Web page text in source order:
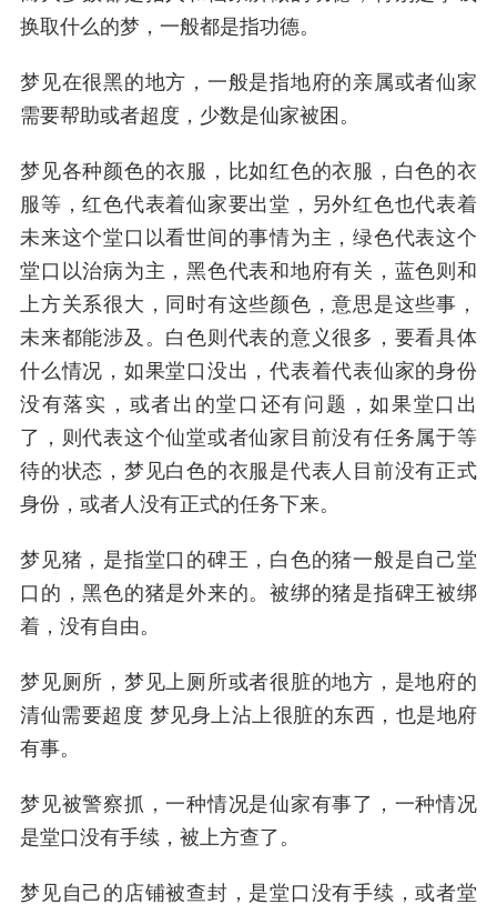
换取什么的梦，一般都是指功德。
梦见在很黑的地方，一般是指地府的亲属或者仙家
需要帮助或者超度，少数是仙家被困。
梦见各种颜色的衣服，比如红色的衣服，白色的衣
服等，红色代表着仙家要出堂，另外红色也代表着
未来这个堂口以看世间的事情为主，绿色代表这个
堂口以治病为主，黑色代表和地府有关，蓝色则和
上方关系很大，同时有这些颜色，意思是这些事，
未来都能涉及。白色则代表的意义很多，要看具体
什么情况，如果堂口没出，代表着代表仙家的身份
没有落实，或者出的堂口还有问题，如果堂口出
了，则代表这个仙堂或者仙家目前没有任务属于等
待的状态，梦见白色的衣服是代表人目前没有正式
身份，或者人没有正式的任务下来。
梦见猪，是指堂口的碑王，白色的猪一般是自己堂
口的，黑色的猪是外来的。被绑的猪是指碑王被绑
着，没有自由。
梦见厕所，梦见上厕所或者很脏的地方，是地府的
清仙需要超度 梦见身上沾上很脏的东西，也是地府
有事。
梦见被警察抓，一种情况是仙家有事了，一种情况
是堂口没有手续，被上方查了。
梦见自己的店铺被查封，是堂口没有手续，或者堂